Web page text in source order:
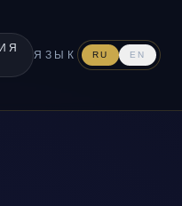
ЯЗЫК RU EN